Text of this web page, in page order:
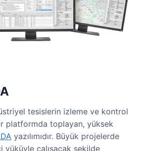
tesislerin izleme ve kontrol
platformda toplayan, yüksek
yazılımıdır. Büyük projelerde
yüküyle çalışacak şekilde